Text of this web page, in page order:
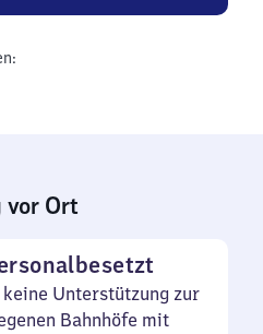
vor Ort
Unterstützung zur
Bahnhöfe mit